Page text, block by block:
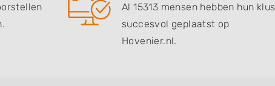
Al 15313 mensen hebben hun klus
succesvol geplaatst op
Hovenier.nl.